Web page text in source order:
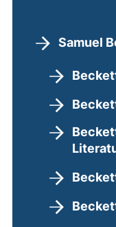
Samuel